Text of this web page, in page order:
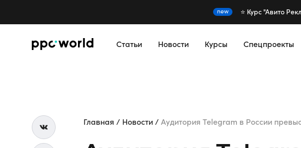
new ⭐️ Курс "Авито
Статьи Новости Курсы Спецпроекты
Главная Новости Аудитория Telegram в России